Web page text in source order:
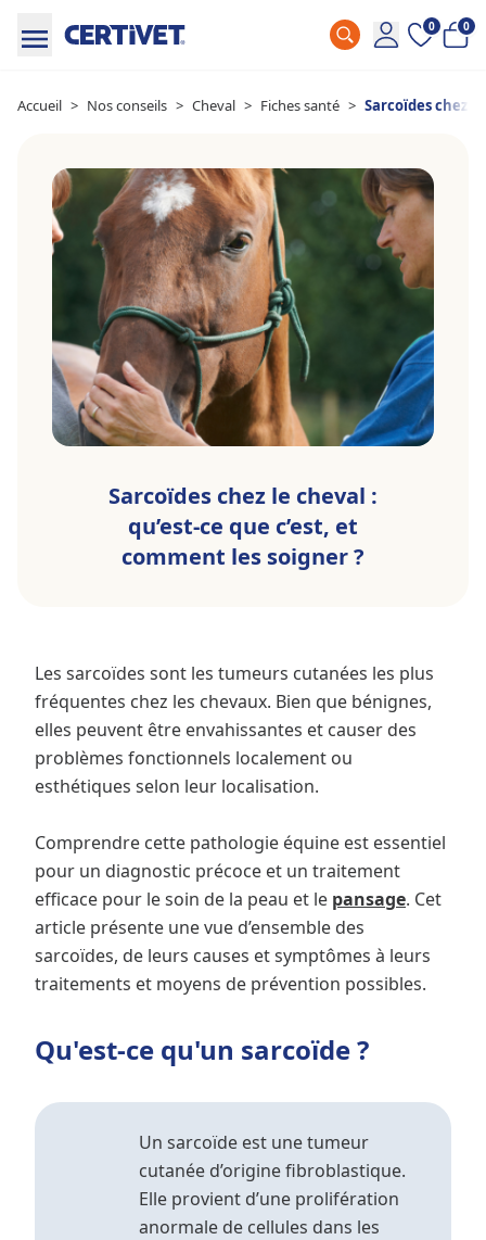
0 0
Accueil > Nos conseils > Cheval > Fiches santé > Sarcoïdes chez
Sarcoïdes chez le cheval :
qu’est-ce que c’est, et
comment les soigner ?
Les sarcoïdes sont les tumeurs cutanées les plus
fréquentes chez les chevaux. Bien que bénignes,
elles peuvent être envahissantes et causer des
problèmes fonctionnels localement ou
esthétiques selon leur localisation.
Comprendre cette pathologie équine est essentiel
pour un diagnostic précoce et un traitement
efficace pour le soin de la peau et le pansage. Cet
article présente une vue d’ensemble des
sarcoïdes, de leurs causes et symptômes à leurs
traitements et moyens de prévention possibles.
Qu'est-ce qu'un sarcoïde ?
Un sarcoïde est une tumeur
cutanée d’origine fibroblastique.
Elle provient d’une prolifération
anormale de cellules dans les